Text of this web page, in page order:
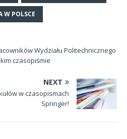
W POLSCE
Wydziału Politechnicznego
czasopiśmie
NEXT
w czasopismach
Springer!